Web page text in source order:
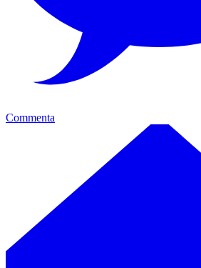
Commenta